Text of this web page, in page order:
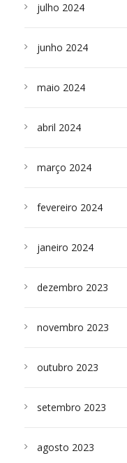
julho 2024
junho 2024
maio 2024
abril 2024
março 2024
fevereiro 2024
janeiro 2024
dezembro 2023
novembro 2023
outubro 2023
setembro 2023
agosto 2023